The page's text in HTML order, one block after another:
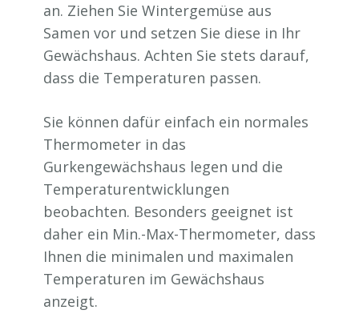
an. Ziehen Sie Wintergemüse aus
Samen vor und setzen Sie diese in Ihr
Gewächshaus. Achten Sie stets darauf,
dass die Temperaturen passen.
Sie können dafür einfach ein normales
Thermometer in das
Gurkengewächshaus legen und die
Temperaturentwicklungen
beobachten. Besonders geeignet ist
daher ein Min.-Max-Thermometer, dass
Ihnen die minimalen und maximalen
Temperaturen im Gewächshaus
anzeigt.